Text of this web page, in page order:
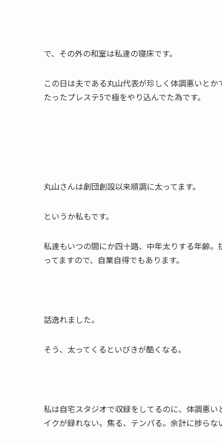
で、その外の和室は私達の寝床です。
この日は夫である丸山代表が珍しく体調悪いと
たったプレステ5で極をやり込んでた為です。
丸山さんは劇団創設以来順調に太ってます。
というか私もです。
私達もいつの間にか四十路、中年太りする年齢
ってますので、自業自得でもあります。
話逸れました。
そう、太ってくるといびきが酷くなる。
私は自宅スタジオで収録をしてるのに、体調悪
イクが録れない。焦る、テンパる。余計に捗らな